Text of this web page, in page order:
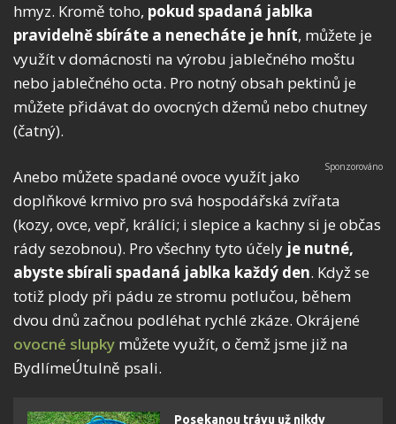
hmyz. Kromě toho, pokud spadaná jablka
pravidelně sbíráte a nenecháte je hnít, můžete je
využít v domácnosti na výrobu jablečného moštu
nebo jablečného octa. Pro notný obsah pektinů je
můžete přidávat do ovocných džemů nebo chutney
(čatný).
Anebo můžete spadané ovoce využít jako
doplňkové krmivo pro svá hospodářská zvířata
(kozy, ovce, vepř, králíci; i slepice a kachny si je občas
rády sezobnou). Pro všechny tyto účely je nutné,
abyste sbírali spadaná jablka každý den. Když se
totiž plody při pádu ze stromu potlučou, během
dvou dnů začnou podléhat rychlé zkáze. Okrájené
ovocné slupky můžete využít, o čemž jsme již na
BydlímeÚtulně psali.
Posekanou trávu už nikdy